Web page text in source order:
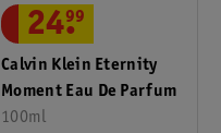
Calvin Klein Eternity
Moment Eau De Parfum
100ml
24.
99